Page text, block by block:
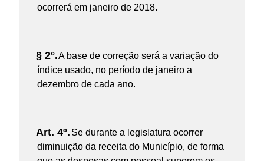
ocorrerá em janeiro de 2018.
§ 2°.A base de correção será a variação do
índice usado, no período de janeiro a
dezembro de cada ano.
Art. 4º.Se durante a legislatura ocorrer
diminuição da receita do Município, de forma